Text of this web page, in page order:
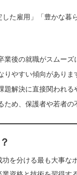
た雇用」「豊かな暮
後の就職がスムーズ
やすい傾向がありま
解決に直接関われる
め、保護者や若者の
を分ける最も大事な